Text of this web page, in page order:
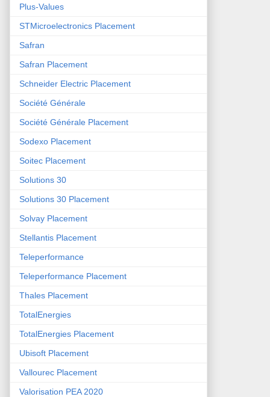
Plus-Values
STMicroelectronics Placement
Safran
Safran Placement
Schneider Electric Placement
Société Générale
Société Générale Placement
Sodexo Placement
Soitec Placement
Solutions 30
Solutions 30 Placement
Solvay Placement
Stellantis Placement
Teleperformance
Teleperformance Placement
Thales Placement
TotalEnergies
TotalEnergies Placement
Ubisoft Placement
Vallourec Placement
Valorisation PEA 2020